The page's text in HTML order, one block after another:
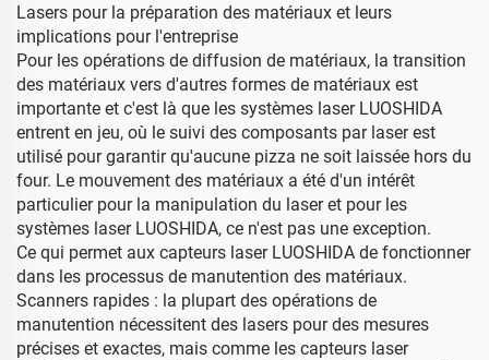
Lasers pour la préparation des matériaux et leurs
implications pour l'entreprise
Pour les opérations de diffusion de matériaux, la transition
des matériaux vers d'autres formes de matériaux est
importante et c'est là que les systèmes laser LUOSHIDA
entrent en jeu, où le suivi des composants par laser est
utilisé pour garantir qu'aucune pizza ne soit laissée hors du
four. Le mouvement des matériaux a été d'un intérêt
particulier pour la manipulation du laser et pour les
systèmes laser LUOSHIDA, ce n'est pas une exception.
Ce qui permet aux capteurs laser LUOSHIDA de fonctionner
dans les processus de manutention des matériaux.
Scanners rapides : la plupart des opérations de
manutention nécessitent des lasers pour des mesures
précises et exactes, mais comme les capteurs laser